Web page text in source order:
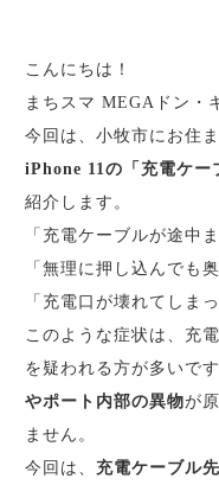
こんにちは！
まちスマ MEGAドン・
今回は、小牧市にお住
iPhone 11の「充電ケー
紹介します。
「充電ケーブルが途中
「無理に押し込んでも
「充電口が壊れてしま
このような症状は、充
を疑われる方が多いで
やポート内部の異物が
ません。
今回は、 充電ケーブル